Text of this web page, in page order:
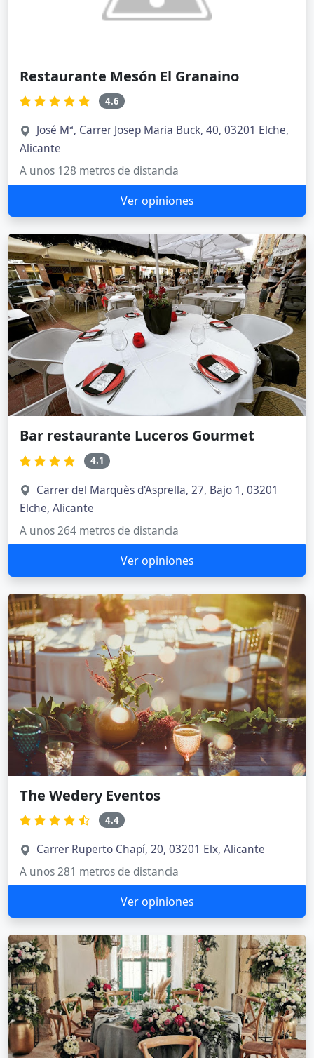
Restaurante Mesón El Granaino
4.6
José Mª, Carrer Josep Maria Buck, 40, 03201 Elche,
Alicante
A unos 128 metros de distancia
Ver opiniones
Bar restaurante Luceros Gourmet
4.1
Carrer del Marquès d'Asprella, 27, Bajo 1, 03201
Elche, Alicante
A unos 264 metros de distancia
Ver opiniones
The Wedery Eventos
4.4
Carrer Ruperto Chapí, 20, 03201 Elx, Alicante
A unos 281 metros de distancia
Ver opiniones